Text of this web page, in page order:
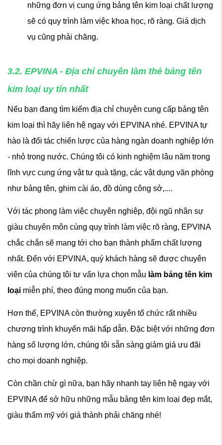
những đơn vị cung ứng bảng tên kim loại chất lượng
sẽ có quy trình làm việc khoa học, rõ ràng. Giá dịch
vụ cũng phải chăng.
3.2. EPVINA - Địa chỉ chuyên làm thẻ bảng tên
kim loại uy tín nhất
Nếu bạn đang tìm kiếm địa chỉ chuyên cung cấp bảng tên
kim loại thì hãy liên hệ ngay với EPVINA nhé. EPVINA tự
hào là đối tác chiến lược của hàng ngàn doanh nghiệp lớn
- nhỏ trong nước. Chúng tôi có kinh nghiệm lâu năm trong
lĩnh vực cung ứng vật tư quà tặng, các vật dụng văn phòng
như bảng tên, ghim cài áo, đồ dùng công sở,....
Với tác phong làm việc chuyên nghiệp, đội ngũ nhân sự
giàu chuyên môn cùng quy trình làm việc rõ ràng, EPVINA
chắc chắn sẽ mang tới cho bạn thành phẩm chất lượng
nhất. Đến với EPVINA, quý khách hàng sẽ được chuyên
viên của chúng tôi tư vấn lựa chọn mẫu làm bảng tên kim
loại miễn phí, theo đúng mong muốn của bạn.
Hơn thế, EPVINA còn thường xuyên tổ chức rất nhiều
chương trình khuyến mãi hấp dẫn. Đặc biệt với những đơn
hàng số lượng lớn, chúng tôi sẵn sàng giảm giá ưu đãi
cho mọi doanh nghiệp.
Còn chần chừ gì nữa, bạn hãy nhanh tay liên hệ ngay với
EPVINA để sở hữu những mẫu bảng tên kim loại đẹp mắt,
giàu thẩm mỹ với giá thành phải chăng nhé!